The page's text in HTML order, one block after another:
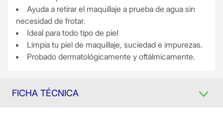
Ayuda a retirar el maquillaje a prueba de agua sin
necesidad de frotar.
Ideal para todo tipo de piel
Limpia tu piel de maquillaje, suciedad e impurezas.
Probado dermatológicamente y oftálmicamente.
FICHA TÉCNICA